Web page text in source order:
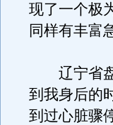
现了一个极
同样有丰富
辽宁省盘
到我身后的
到过心脏骤